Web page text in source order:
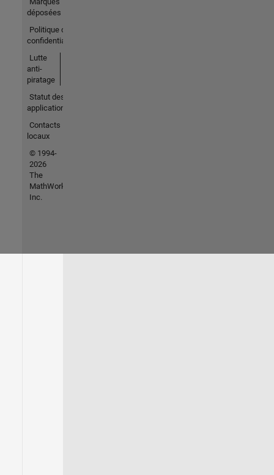
déposées
Politique de
confidentialité
Lutte
anti-
piratage
Statut des
applications
Contacts
locaux
© 1994-
2026
The
MathWorks,
Inc.